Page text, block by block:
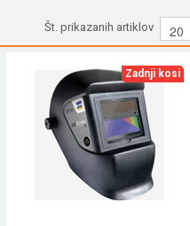
Št. prikazanih artiklov
Zadnji kosi